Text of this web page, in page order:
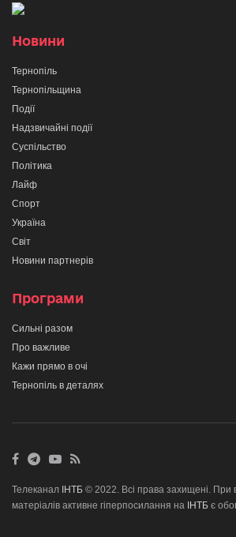
Новини
Тернопіль
Тернопільщина
Події
Надзвичайні події
Суспільство
Політика
Лайф
Спорт
Україна
Світ
Новини партнерів
Програми
Сильні разом
Про важливе
Кажи прямо в очі
Тернопіль в деталях
Телеканал ІНТБ © 2022. Всі права захищені. При
матеріалів активне гіперпосилання на ІНТБ є